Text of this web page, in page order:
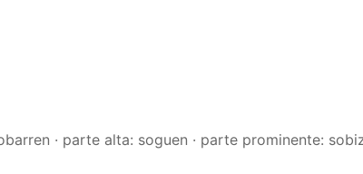
· parte alta: soguen · parte prominente: